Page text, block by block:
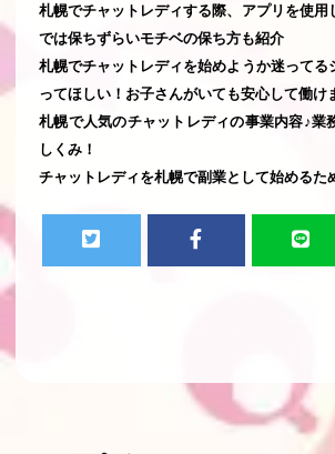
札幌でチャットレディする際、アプリを使
では保ちずらいモチベの保ち方も紹介
札幌でチャットレディを始めようか迷ってる
ってほしい！お子さんがいても安心して働
札幌で人気のチャットレディの事業内容♪業
しくみ！
チャットレディを札幌で副業として始めるた